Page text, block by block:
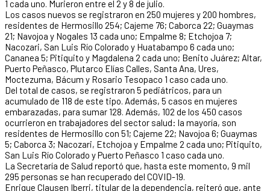
1 cada uno. Murieron entre el 2 y 8 de julio.
Los casos nuevos se registraron en 250 mujeres y 200 hombres,
residentes de Hermosillo 254; Cajeme 76; Caborca 22; Guaymas
21; Navojoa y Nogales 13 cada uno; Empalme 8; Etchojoa 7;
Nacozari, San Luis Río Colorado y Huatabampo 6 cada uno;
Cananea 5; Pitiquito y Magdalena 2 cada uno; Benito Juárez; Altar,
Puerto Peñasco, Plutarco Elías Calles, Santa Ana, Ures,
Moctezuma, Bácum y Rosario Tesopaco 1 caso cada uno.
Del total de casos, se registraron 5 pediátricos, para un
acumulado de 118 de este tipo. Además, 5 casos en mujeres
embarazadas, para sumar 128. Además, 102 de los 450 casos
ocurrieron en trabajadores del sector salud: la mayoría, son
residentes de Hermosillo con 51; Cajeme 22; Navojoa 6; Guaymas
5; Caborca 3; Nacozari, Etchojoa y Empalme 2 cada uno; Pitiquito,
San Luis Río Colorado y Puerto Peñasco 1 caso cada uno.
La Secretaría de Salud reportó que, hasta este momento, 9 mil
295 personas se han recuperado del COVID-19.
Enrique Clausen Iberri, titular de la dependencia, reiteró que, ante